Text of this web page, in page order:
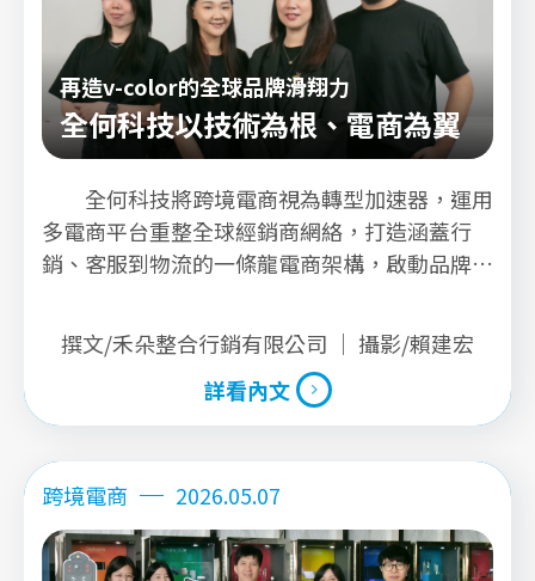
再造v-color的全球品牌滑翔力
全何科技以技術為根、電商為翼
全何科技將跨境電商視為轉型加速器，運用
多電商平台重整全球經銷商網絡，打造涵蓋行
銷、客服到物流的一條龍電商架構，啟動品牌再
長。撰文/禾朵整合行銷有限公司 ｜ 攝影/賴建宏
詳看內文
跨境電商
2026.05.07